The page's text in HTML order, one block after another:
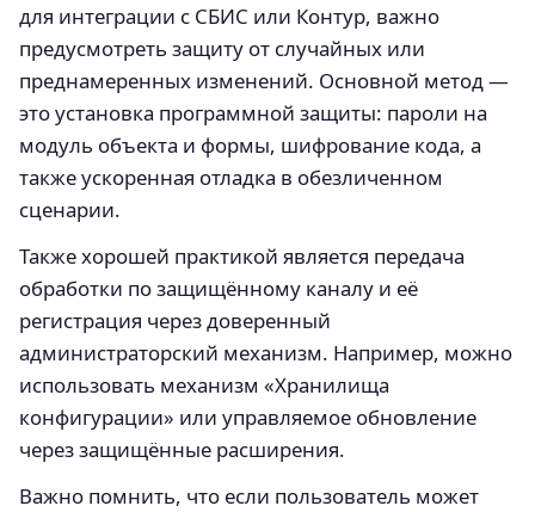
для интеграции с СБИС или Контур, важно
предусмотреть защиту от случайных или
преднамеренных изменений. Основной метод —
это установка программной защиты: пароли на
модуль объекта и формы, шифрование кода, а
также ускоренная отладка в обезличенном
сценарии.
Также хорошей практикой является передача
обработки по защищённому каналу и её
регистрация через доверенный
администраторский механизм. Например, можно
использовать механизм «Хранилища
конфигурации» или управляемое обновление
через защищённые расширения.
Важно помнить, что если пользователь может